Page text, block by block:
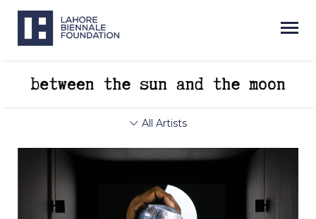
All Artists
Next